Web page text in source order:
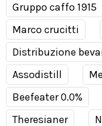
Gruppo caffo 1915
Marco crucitti
Distribuzione
Assodistill
Beefeater 0.0%
Theresianer